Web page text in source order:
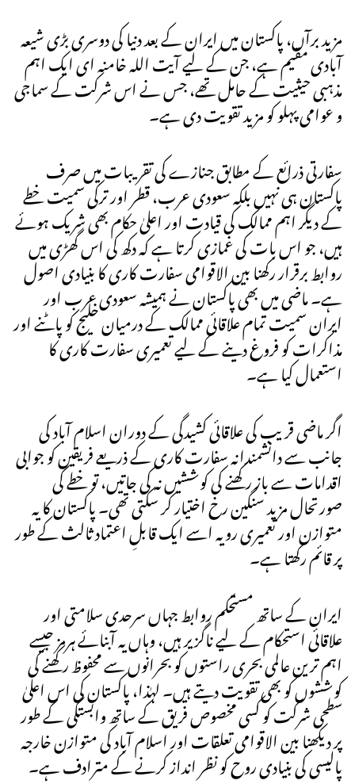
مزید برآں، پاکستان میں ایران کے بعد دنیا کی دوسری بڑی شیعہ
آبادی مقیم ہے، جن کے لیے آیت اللہ خامنہ ای ایک اہم
مذہبی حیثیت کے حامل تھے، جس نے اس شرکت کے سماجی
و عوامی پہلو کو مزید تقویت دی ہے۔
سفارتی ذرائع کے مطابق جنازے کی تقریبات میں صرف
پاکستان ہی نہیں بلکہ سعودی عرب، قطر اور ترکی سمیت خطے
کے دیگر اہم ممالک کی قیادت اور اعلیٰ حکام بھی شریک ہوئے
ہیں، جو اس بات کی غمازی کرتا ہے کہ دکھ کی اس گھڑی میں
روابط برقرار رکھنا بین الاقوامی سفارت کاری کا بنیادی اصول
ہے۔ ماضی میں بھی پاکستان نے ہمیشہ سعودی عرب اور
ایران سمیت تمام علاقائی ممالک کے درمیان خلیج کو پاٹنے اور
مذاکرات کو فروغ دینے کے لیے تعمیری سفارت کاری کا
استعمال کیا ہے۔
اگر ماضی قریب کی علاقائی کشیدگی کے دوران اسلام آباد کی
جانب سے دانشمندانہ سفارت کاری کے ذریعے فریقین کو جوابی
اقدامات سے باز رکھنے کی کوششیں نہ کی جاتیں، تو خطے کی
صورتحال مزید سنگین رخ اختیار کر سکتی تھی۔ پاکستان کا یہ
متوازن اور تعمیری رویہ اسے ایک قابلِ اعتماد ثالث کے طور
پر قائم رکھتا ہے۔
ایران کے ساتھ مستحکم روابط جہاں سرحدی سلامتی اور
علاقائی استحکام کے لیے ناگزیر ہیں، وہاں یہ آبنائے ہرمز جیسے
اہم ترین عالمی بحری راستوں کو بحرانوں سے محفوظ رکھنے کی
کوششوں کو بھی تقویت دیتے ہیں۔ لہٰذا، پاکستان کی اس اعلیٰ
سطحی شرکت کو کسی مخصوص فریق کے ساتھ وابستگی کے طور
پر دیکھنا بین الاقوامی تعلقات اور اسلام آباد کی متوازن خارجہ
پالیسی کی بنیادی روح کو نظر انداز کرنے کے مترادف ہے۔